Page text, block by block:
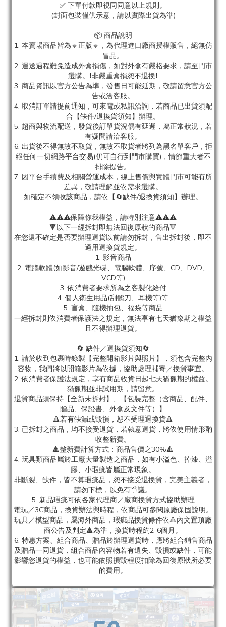
✅ 下單付款即視同同意以上規則。
(封面包裝僅供示意，請以實際出貨為準)
📦 商品說明
1. 本賣場商品皆為🔸正版🔸，為代理進口廠商授權販售，絕無仿
冒品。
2. 運送過程難免造成外盒損傷，如對外盒有嚴格要求，請至門市
選購。❗非嚴重盒損恕不退換❗
3. 商品資訊以官方公告為準，發售日可能延期，敬請留意官方公
告或洽客服。
4. 取消訂單請提前通知，可來電或私訊洽詢，若商品已出貨須配
合【缺件/退換貨須知】辦理。
5. 超商與物流配送，發貨後訂單貨況偶有延遲，屬正常狀況，若
有疑問請洽客服。
6. 出貨後不得無故不取貨，無故不取貨者將列為黑名單客戶，拒
絕任何一切網路平台交易(仍可自行到門市購買)，情節重大者不
排除提告。
7. 因平台手續費及相關營運成本，線上售價與實體門市可能有所
差異，敬請理解並依需求選購。
如確定不領收該商品，請依【🔄缺件/退換貨須知】辦理。
⚠️⚠️⚠️保障你我權益，請特別注意⚠️⚠️⚠️
🔻以下一經拆封即無法回復原狀的商品🔻
在您還不確定是否要辦理退貨以前請勿拆封，售出拆封後，即不
適用退換貨規定。
1. 影音商品
2. 電腦軟體(如影音/遊戲光碟、電腦軟體、序號、CD、DVD、
VCD等)
3. 依消費者要求所為之客製化給付
4. 個人衛生用品(刮鬍刀、耳機等)等
5. 盲盒、隨機抽包、福袋等商品
一經拆封則依消費者保護法之規定，無法享有七天猶豫期之權益
且不得辦理退貨。
🔄 缺件／退換貨須知🔄
1. 請於收到包裹時錄製【完整開箱影片與照片】，須包含完整內
容物，我們將以開箱影片為依據，協助處理補寄／換貨事宜。
2. 依消費者保護法規定，享有商品收貨日起七天猶豫期的權益。
猶豫期並非試用期，請留意。
退貨商品須保持【全新未拆封】、【包裝完整（含商品、配件、
贈品、保證書、外盒及文件等）】
🔺若有缺漏或毀損，恕不受理退換貨🔺
3. 已拆封之商品，均不接受退貨，若執意退貨，將依使用情形酌
收整新費。
🔺整新費計算方式：商品售價之30%🔺
4. 玩具類商品屬於工廠大量製造之商品，如有小溢色、掉漆、溢
膠、小瑕疵皆屬正常現象。
非斷裂、缺件，皆不算瑕疵品，恕不接受退換貨，完美主義者，
請勿下標，以免有爭議。
5. 新品瑕疵可依各家代理商／廠商換貨方式協助辦理
電玩／3C商品，換貨辦法與時程，依商品可參閱原廠保固說明。
玩具／模型商品，屬海外商品，瑕疵品換貨條件依🔺內文置頂廠
商公告及判定🔺為準，換貨時程約2-6個月。
6. 特惠方案、組合商品、贈品於辦理退貨時，應將組合銷售商品
及贈品一同退貨，組合商品內容物若有遺失、毀損或缺件，可能
影響您退貨的權益，也可能依照損毀程度扣除為回復原狀所必要
的費用。